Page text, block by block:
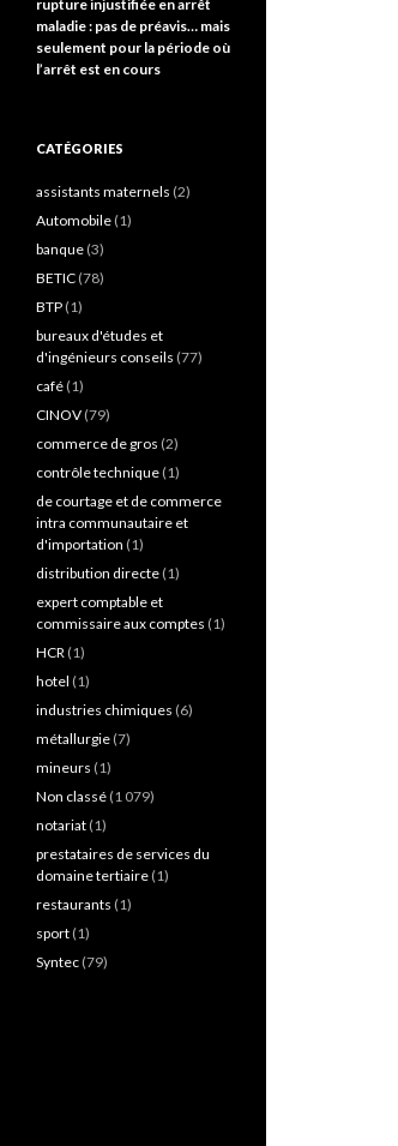
rupture injustifiée en arrêt
maladie : pas de préavis… mais
seulement pour la période où
l’arrêt est en cours
CATÉGORIES
assistants maternels (2)
Automobile (1)
banque (3)
BETIC (78)
BTP (1)
bureaux d'études et
d'ingénieurs conseils (77)
café (1)
CINOV (79)
commerce de gros (2)
contrôle technique (1)
de courtage et de commerce
intra communautaire et
d'importation (1)
distribution directe (1)
expert comptable et
commissaire aux comptes (1)
HCR (1)
hotel (1)
industries chimiques (6)
métallurgie (7)
mineurs (1)
Non classé (1 079)
notariat (1)
prestataires de services du
domaine tertiaire (1)
restaurants (1)
sport (1)
Syntec (79)